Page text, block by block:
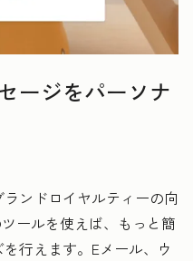
ージをパーソナ
ンドロイヤルティーの向
ールを使えば、もっと簡
行えます。Eメール、ウ